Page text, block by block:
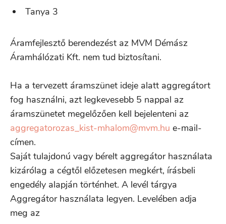
Tanya 3
Áramfejlesztő berendezést az MVM Démász
Áramhálózati Kft. nem tud biztosítani.
Ha a tervezett áramszünet ideje alatt aggregátort
fog használni, azt legkevesebb 5 nappal az
áramszünetet megelőzően kell bejelenteni az
aggregatorozas_kist-mhalom@mvm.hu e-mail-
címen.
Saját tulajdonú vagy bérelt aggregátor használata
kizárólag a cégtől előzetesen megkért, írásbeli
engedély alapján történhet. A levél tárgya
Aggregátor használata legyen. Levelében adja
meg az